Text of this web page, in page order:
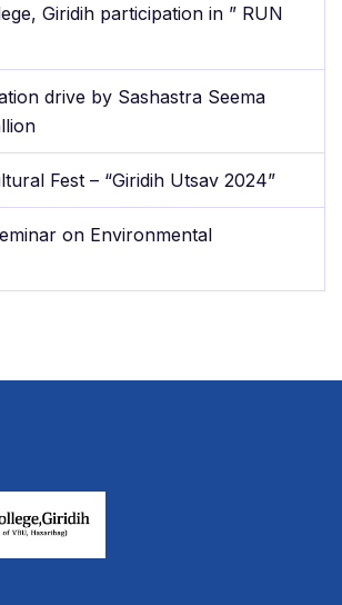
Giridih participation in ” RUN
drive by Sashastra Seema
Fest – “Giridih Utsav 2024”
on Environmental